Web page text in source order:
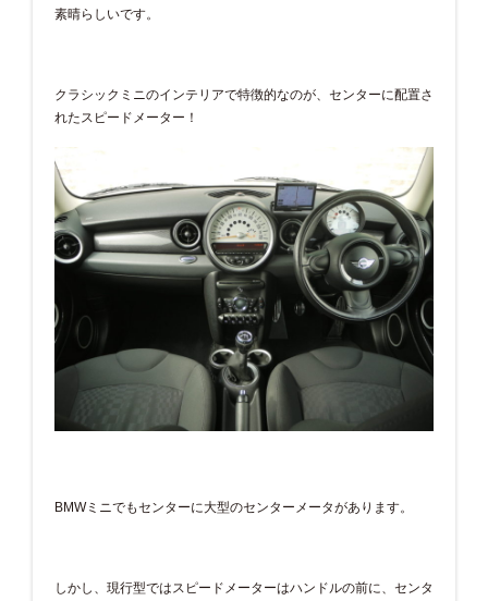
素晴らしいです。
クラシックミニのインテリアで特徴的なのが、センターに配置さ
れたスピードメーター！
BMWミニでもセンターに大型のセンターメータがあります。
しかし、現行型ではスピードメーターはハンドルの前に、センタ